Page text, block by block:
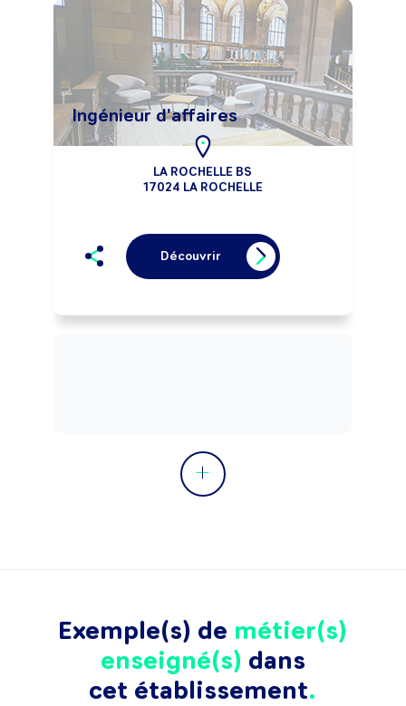
Ingénieur d'affaires
LA ROCHELLE BS
17024 LA ROCHELLE
Découvrir
Exemple(s) de métier(s)
enseigné(s) dans
cet établissement